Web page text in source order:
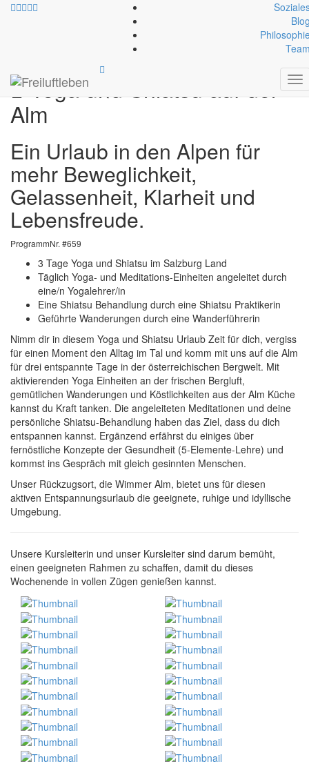
Yoga und Shiatsu auf der
Alm
Ein Urlaub in den Alpen für
mehr Beweglichkeit,
Gelassenheit, Klarheit und
Lebensfreude.
ProgrammNr. #659
3 Tage Yoga und Shiatsu im Salzburg Land
Täglich Yoga- und Meditations-Einheiten angeleitet durch
eine/n Yogalehrer/in
Eine Shiatsu Behandlung durch eine Shiatsu Praktikerin
Geführte Wanderungen durch eine Wanderführerin
Nimm dir in diesem Yoga und Shiatsu Urlaub Zeit für dich, vergiss
für einen Moment den Alltag im Tal und komm mit uns auf die Alm
für drei entspannte Tage in der österreichischen Bergwelt. Mit
aktivierenden Yoga Einheiten an der frischen Bergluft,
gemütlichen Wanderungen und Köstlichkeiten aus der Alm Küche
kannst du Kraft tanken. Die angeleiteten Meditationen und deine
persönliche Shiatsu-Behandlung haben das Ziel, dass du dich
entspannen kannst. Ergänzend erfährst du einiges über
fernöstliche Konzepte der Gesundheit (5-Elemente-Lehre) und
kommst ins Gespräch mit gleich gesinnten Menschen.
Unser Rückzugsort, die Wimmer Alm, bietet uns für diesen
aktiven Entspannungsurlaub die geeignete, ruhige und idyllische
Umgebung.
Unsere Kursleiterin und unser Kursleiter sind darum bemüht,
einen geeigneten Rahmen zu schaffen, damit du dieses
Wochenende in vollen Zügen genießen kannst.